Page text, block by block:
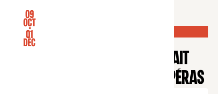
09
Oct
-
01
Déc
CONCERT
MOZART ET CAETERA : PORTRAIT
LYRIQUE DE MOZART EN 10 OPÉRAS